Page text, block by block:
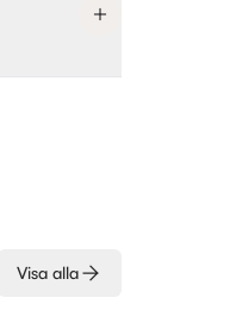
Visa alla